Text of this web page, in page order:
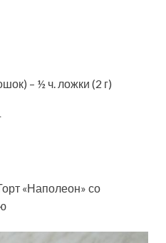
– ½ ч. ложки (2 г)
«Наполеон» со